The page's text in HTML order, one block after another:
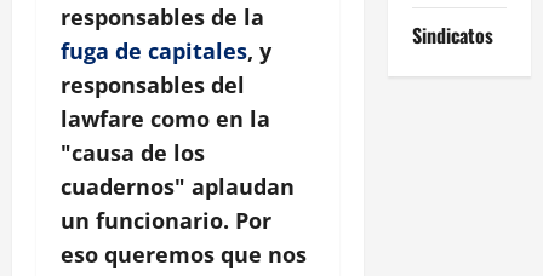
responsables de la
fuga de capitales, y
responsables del
lawfare como en la
"causa de los
cuadernos" aplaudan
un funcionario. Por
eso queremos que nos
Sindicatos